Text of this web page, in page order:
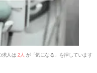
求人は 2人 が「気になる」を押しています